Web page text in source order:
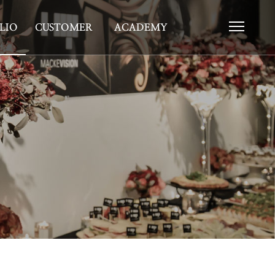
CUSTOMER ACADEMY